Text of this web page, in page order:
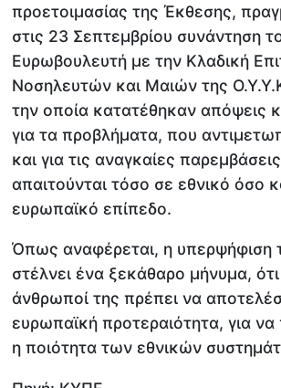
προετοιμασίας της Έκθεσης,
στις 23 Σεπτεμβρίου συνάντηση
Ευρωβουλευτή με την Κλαδική
Νοσηλευτών και Μαιών της
την οποία κατατέθηκαν απόψεις
για τα προβλήματα, που
και για τις αναγκαίες
απαιτούνται τόσο σε εθνικό όσο
ευρωπαϊκό επίπεδο.
Όπως αναφέρεται, η υπερψήφιση
στέλνει ένα ξεκάθαρο μήνυμα, ότι
άνθρωποί της πρέπει να
ευρωπαϊκή προτεραιότητα, για να
η ποιότητα των εθνικών